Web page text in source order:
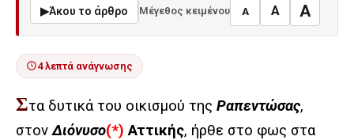
▶Άκου το άρθρο Μέγεθος κειμένου A A A
4 λεπτά ανάγνωσης
Στα δυτικά του οικισμού της Ραπεντώσας,
στονΔιόνυσο(*) Αττικής, ήρθε στο φως στα